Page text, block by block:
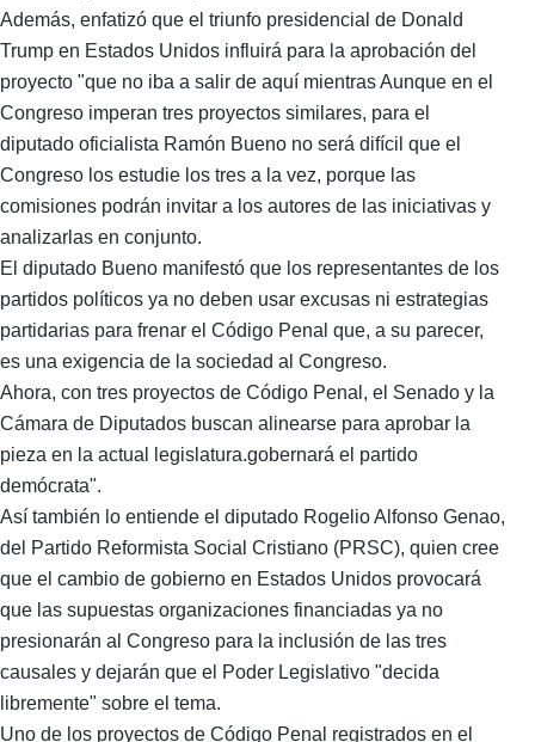
Además, enfatizó que el triunfo presidencial de Donald
Trump en Estados Unidos influirá para la aprobación del
proyecto "que no iba a salir de aquí mientras Aunque en el
Congreso imperan tres proyectos similares, para el
diputado oficialista Ramón Bueno no será difícil que el
Congreso los estudie los tres a la vez, porque las
comisiones podrán invitar a los autores de las iniciativas y
analizarlas en conjunto.
El diputado Bueno manifestó que los representantes de los
partidos políticos ya no deben usar excusas ni estrategias
partidarias para frenar el Código Penal que, a su parecer,
es una exigencia de la sociedad al Congreso.
Ahora, con tres proyectos de Código Penal, el Senado y la
Cámara de Diputados buscan alinearse para aprobar la
pieza en la actual legislatura.gobernará el partido
demócrata".
Así también lo entiende el diputado Rogelio Alfonso Genao,
del Partido Reformista Social Cristiano (PRSC), quien cree
que el cambio de gobierno en Estados Unidos provocará
que las supuestas organizaciones financiadas ya no
presionarán al Congreso para la inclusión de las tres
causales y dejarán que el Poder Legislativo "decida
libremente" sobre el tema.
Uno de los proyectos de Código Penal registrados en el